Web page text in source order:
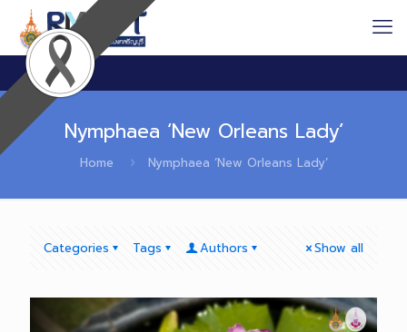
Nymphaea ‘New Orleans Lady’
Home Nymphaea ‘New Orleans Lady’
Categories Tags Authors Show all